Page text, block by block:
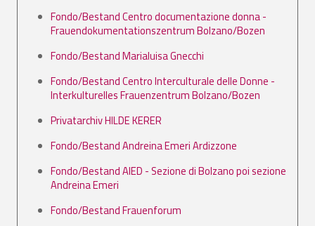
Fondo/Bestand Centro documentazione donna -
Frauendokumentationszentrum Bolzano/Bozen
Fondo/Bestand Marialuisa Gnecchi
Fondo/Bestand Centro Interculturale delle Donne -
Interkulturelles Frauenzentrum Bolzano/Bozen
Privatarchiv HILDE KERER
Fondo/Bestand Andreina Emeri Ardizzone
Fondo/Bestand AIED - Sezione di Bolzano poi sezione
Andreina Emeri
Fondo/Bestand Frauenforum